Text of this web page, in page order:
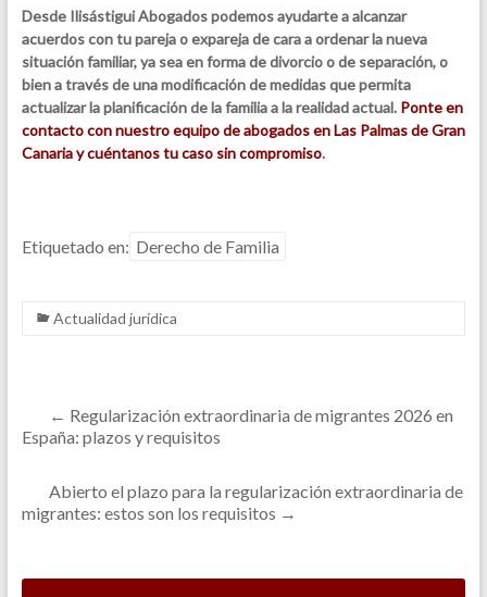
Desde Ilisástigui Abogados podemos ayudarte a alcanzar
acuerdos con tu pareja o expareja de cara a ordenar la nueva
situación familiar, ya sea en forma de divorcio o de separación, o
bien a través de una modificación de medidas que permita
actualizar la planificación de la familia a la realidad actual. Ponte en
contacto con nuestro equipo de abogados en Las Palmas de Gran
Canaria y cuéntanos tu caso sin compromiso.
Etiquetado en: Derecho de Familia
Actualidad jurídica
← Regularización extraordinaria de migrantes 2026 en
España: plazos y requisitos
Abierto el plazo para la regularización extraordinaria de
migrantes: estos son los requisitos →